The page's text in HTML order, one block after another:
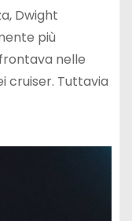
Dwight
più
nelle
cruiser. Tuttavia